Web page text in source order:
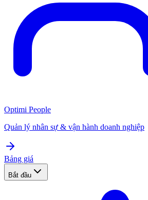
Optimi People
Quản lý nhân sự & vận hành doanh nghiệp
Bảng giá
Bắt đầu